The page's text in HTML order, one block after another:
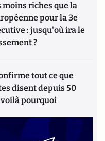
moins riches que la
pour la 3e
: jusqu'où ira le
?
tout ce que
disent depuis 50
voilà pourquoi